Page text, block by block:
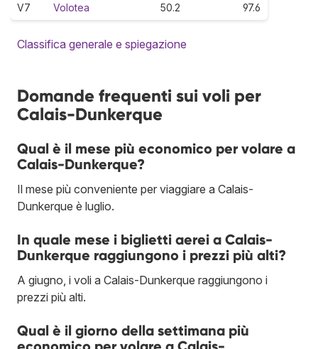
V7 Volotea 50.2 97.6
Classifica generale e spiegazione
Domande frequenti sui voli per
Calais-Dunkerque
Qual è il mese più economico per volare a
Calais-Dunkerque?
Il mese più conveniente per viaggiare a Calais-
Dunkerque è luglio.
In quale mese i biglietti aerei a Calais-
Dunkerque raggiungono i prezzi più alti?
A giugno, i voli a Calais-Dunkerque raggiungono i
prezzi più alti.
Qual è il giorno della settimana più